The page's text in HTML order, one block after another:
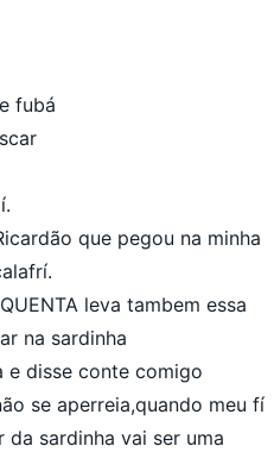
fubá
que pegou na minha
leva tambem essa
na sardinha
e disse conte comigo
se aperreia,quando meu fí
sardinha vai ser uma